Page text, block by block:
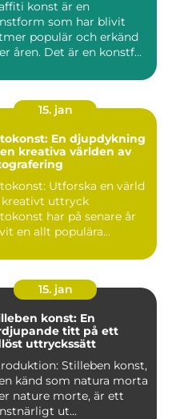
konst är en
som har blivit
populär och erkänd
åren. Det är en konstf...
15. jan
En djupdykning
kreativa världen av
Utforska en värld
kreativt uttryck
har på senare år
en allt populära...
15. jan
konst: En
titt på ett
uttryckssätt
Stilleben konst,
känd som natura morta
nature morte, är ett
ut...